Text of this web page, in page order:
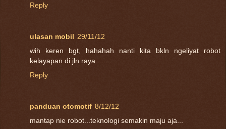
Reply
ulasan mobil 29/11/12
wih keren bgt, hahahah nanti kita bkln ngeliyat robot
kelayapan di jln raya........
Reply
panduan otomotif 8/12/12
mantap nie robot...teknologi semakin maju aja...